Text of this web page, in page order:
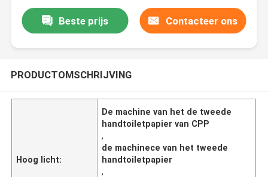
Beste prijs Contacteer ons
PRODUCTOMSCHRIJVING
Hoog licht:
De machine van het de tweede
handtoiletpapier van CPP
,
de machinece van het tweede
handtoiletpapier
,